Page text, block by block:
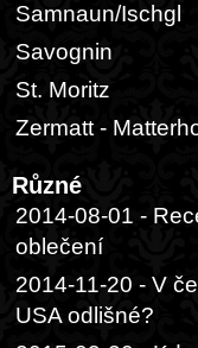
Samnaun/Ischgl
Savognin
St. Moritz
Zermatt -
Různé
2014-08-01 -
oblečení
2014-11-20 - V
USA odlišné?